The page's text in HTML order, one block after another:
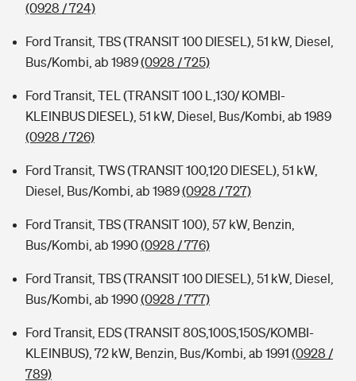
(0928 / 724)
Ford Transit, TBS (TRANSIT 100 DIESEL), 51 kW, Diesel,
Bus/Kombi, ab 1989(0928 / 725)
Ford Transit, TEL (TRANSIT 100 L,130/ KOMBI-
KLEINBUS DIESEL), 51 kW, Diesel, Bus/Kombi, ab 1989
(0928 / 726)
Ford Transit, TWS (TRANSIT 100,120 DIESEL), 51 kW,
Diesel, Bus/Kombi, ab 1989(0928 / 727)
Ford Transit, TBS (TRANSIT 100), 57 kW, Benzin,
Bus/Kombi, ab 1990(0928 / 776)
Ford Transit, TBS (TRANSIT 100 DIESEL), 51 kW, Diesel,
Bus/Kombi, ab 1990(0928 / 777)
Ford Transit, EDS (TRANSIT 80S,100S,150S/KOMBI-
KLEINBUS), 72 kW, Benzin, Bus/Kombi, ab 1991 (0928 /
789)